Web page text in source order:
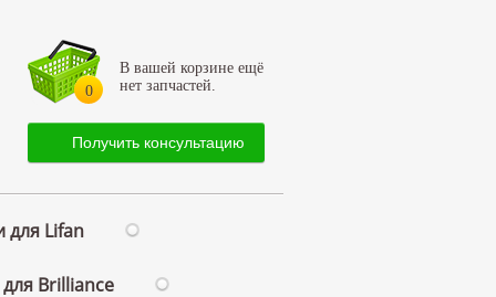
0
В вашей корзине ещё
нет запчастей.
Получить консультацию
для Lifan
Brilliance